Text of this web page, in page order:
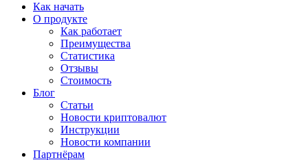
Как начать
О продукте
Как работает
Преимущества
Статистика
Отзывы
Стоимость
Блог
Статьи
Новости криптовалют
Инструкции
Новости компании
Партнёрам